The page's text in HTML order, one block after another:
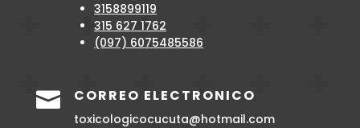
3158899119
315 627 1762
(097) 6075485586
 CORREO ELECTRONICO
toxicologicocucuta@hotmail.com